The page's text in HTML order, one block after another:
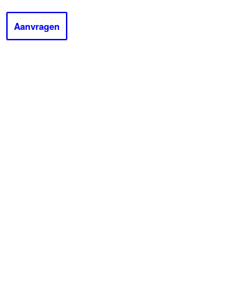
Aanvragen